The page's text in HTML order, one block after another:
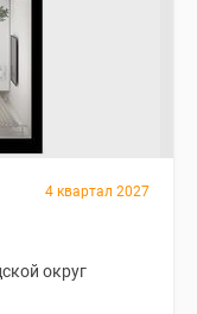
4 квартал 2027
округ